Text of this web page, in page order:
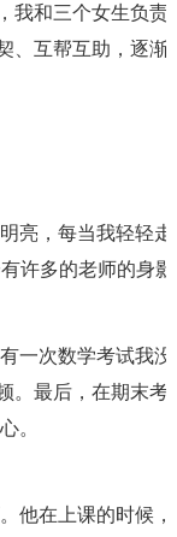
我和三个女生负
、互帮互助，逐
许多的老师的身
。最后，在期末
。